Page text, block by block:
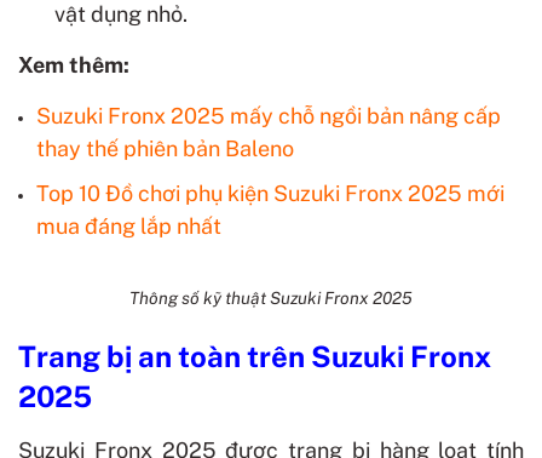
vật dụng nhỏ.
Xem thêm:
Suzuki Fronx 2025 mấy chỗ ngồi bản nâng cấp
thay thế phiên bản Baleno
Top 10 Đồ chơi phụ kiện Suzuki Fronx 2025 mới
mua đáng lắp nhất
Thông số kỹ thuật Suzuki Fronx 2025
Trang bị an toàn trên Suzuki Fronx
2025
Suzuki Fronx 2025 được trang bị hàng loạt tính